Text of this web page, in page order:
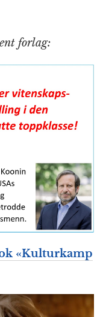
forlag:
«Kulturkamp